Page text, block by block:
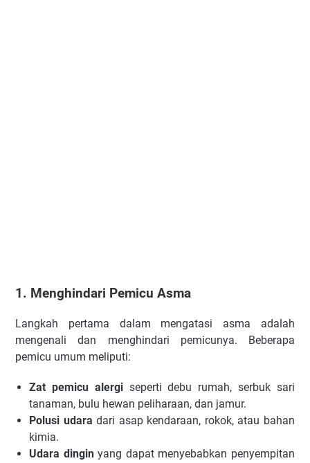
1. Menghindari Pemicu Asma
Langkah pertama dalam mengatasi asma adalah
mengenali dan menghindari pemicunya. Beberapa
pemicu umum meliputi:
Zat pemicu alergiseperti debu rumah, serbuk sari
tanaman, bulu hewan peliharaan, dan jamur.
Polusi udara dari asap kendaraan, rokok, atau bahan
kimia.
Udara dinginyang dapat menyebabkan penyempitan